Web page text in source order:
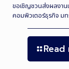
ขอเชิญชวนส่งผลงาน
คอมพิวเตอร์ธุรกิจ ม
Read